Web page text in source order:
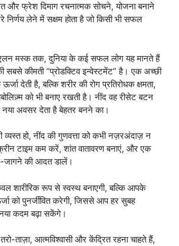
और फ्रेश दिमाग रचनात्मक सोचने, योजना बनाने
लेने में सक्षम होता है जो किसी भी सफल
मस्क तक, दुनिया के कई सफल लोग यह मानते हैं
कीमती “प्रोडक्टिव इन्वेस्टमेंट” है। एक अच्छी
देती है, बल्कि शरीर की रोग प्रतिरोधक क्षमता,
को भी बनाए रखती है। नींद वह रीसेट बटन
अवसर देता है बेहतर बनने का।
व्यस्त हो, नींद की गुणवत्ता को कभी नज़रअंदाज़ न
टाइम कम करें, शांत वातावरण बनाएं, और एक
जागने की आदत डालें।
शारीरिक रूप से स्वस्थ बनाएगी, बल्कि आपके
को पुनर्जीवित करेगी, जिससे आप हर सुबह
कदम बढ़ा सकेंगे।
ताज़ा, आत्मविश्वासी और केंद्रित रहना चाहते हैं,